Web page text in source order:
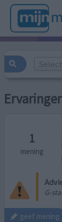
1
mening
G-
geef mening